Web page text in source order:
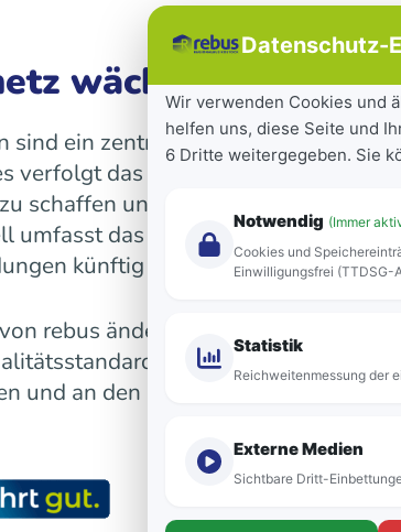
wächst
sind ein zentraler Bestandteil der
verfolgt das Land das Ziel, Städte
schaffen und die Mobilität für
umfasst das landesweite Netz 16
künftig auf einen Blick zu
rebus ändert sich mit der
bleiben bestehen.
und an den Fahrzeugen sichtbar
Datenschutz-
Wir verwenden Cookies und
helfen uns, diese Seite und
6 Dritte weitergegeben. Sie
Notwendig (Immer
Cookies und
Einwilligungsfrei (TTDSG-
Statistik
Reichweitenmessung der
Externe Medien
Sichtbare Dritt-